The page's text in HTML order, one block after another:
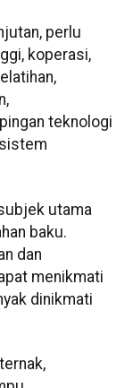
perlu
koperasi,
teknologi
utama
baku.
dan
menikmati
dinikmati